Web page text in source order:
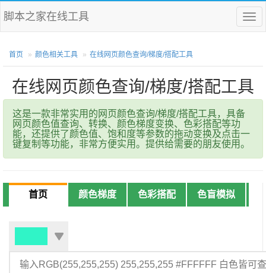
菜
单
脚本之家在线工具
首页 颜色相关工具 在线网页颜色查询/梯度/搭配工具
在线网页颜色查询/梯度/搭配工具
这是一款非常实用的网页颜色查询/梯度/搭配工具，具备
网页颜色值查询、转换、颜色梯度变换、色彩搭配等功
能，还提供了颜色值、饱和度等参数的拖动变换及点击一
键复制等功能，非常方便实用。提供给需要的朋友使用。
首页 颜色梯度 色彩搭配 色盲模拟